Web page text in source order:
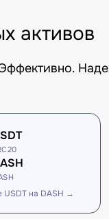
активов
USDT на DASH →